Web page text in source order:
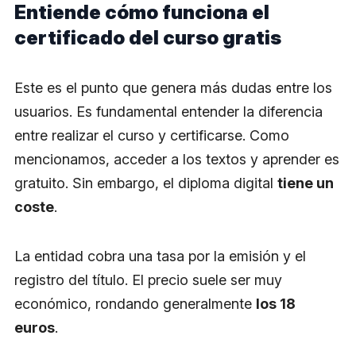
Entiende cómo funciona el
certificado del curso gratis
Este es el punto que genera más dudas entre los
usuarios. Es fundamental entender la diferencia
entre realizar el curso y certificarse. Como
mencionamos, acceder a los textos y aprender es
gratuito. Sin embargo, el diploma digital tiene un
coste.
La entidad cobra una tasa por la emisión y el
registro del título. El precio suele ser muy
económico, rondando generalmente los 18
euros.